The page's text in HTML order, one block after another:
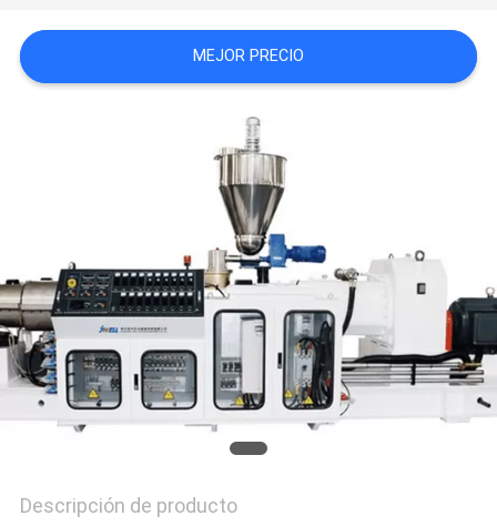
CASOS
PRIVACY
POLICY
MEJOR PRECIO
Descripción de producto